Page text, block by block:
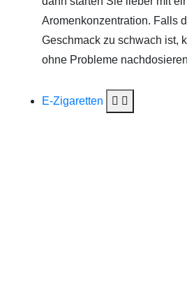
Aromenkonzentration. Falls
Geschmack zu schwach ist,
ohne Probleme
E-Zigaretten